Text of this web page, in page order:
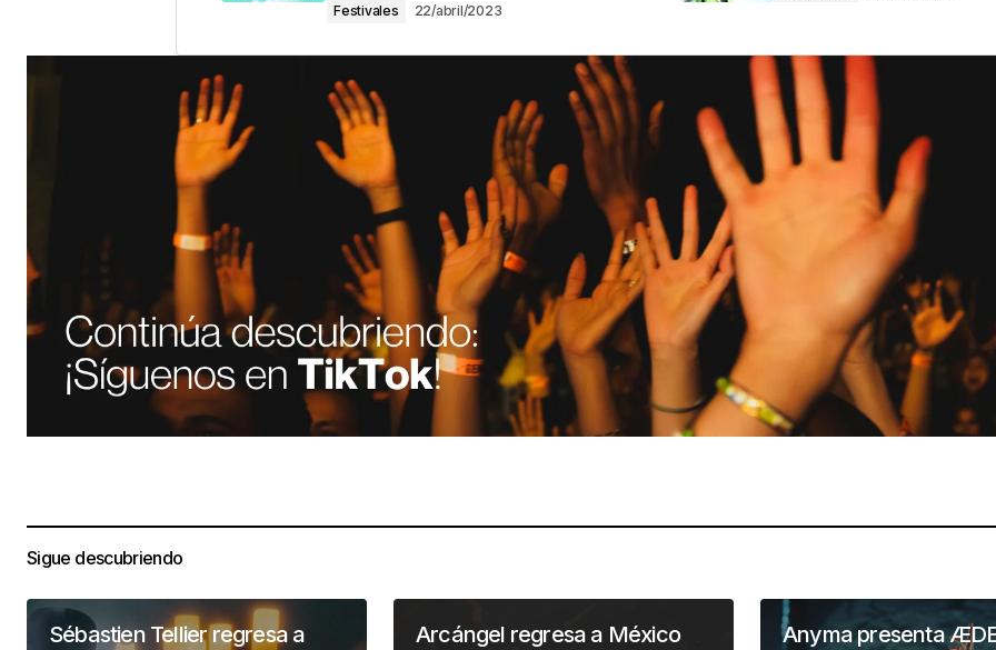
Festivales 22/abril/2023
Sigue descubriendo
Sébastien Tellier regresa a
Arcángel regresa a México
Anyma presenta